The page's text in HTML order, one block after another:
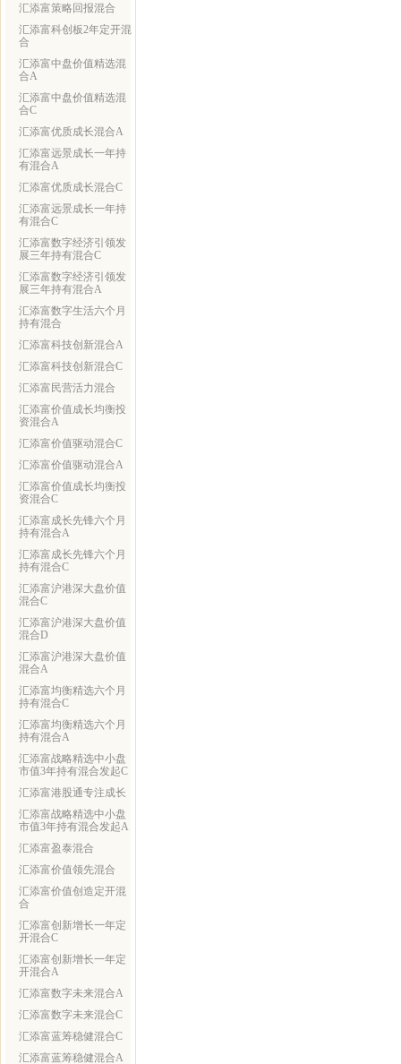
汇添富策略回报混合
汇添富科创板2年定开混
合
汇添富中盘价值精选混
合A
汇添富中盘价值精选混
合C
汇添富优质成长混合A
汇添富远景成长一年持
有混合A
汇添富优质成长混合C
汇添富远景成长一年持
有混合C
汇添富数字经济引领发
展三年持有混合C
汇添富数字经济引领发
展三年持有混合A
汇添富数字生活六个月
持有混合
汇添富科技创新混合A
汇添富科技创新混合C
汇添富民营活力混合
汇添富价值成长均衡投
资混合A
汇添富价值驱动混合C
汇添富价值驱动混合A
汇添富价值成长均衡投
资混合C
汇添富成长先锋六个月
持有混合A
汇添富成长先锋六个月
持有混合C
汇添富沪港深大盘价值
混合C
汇添富沪港深大盘价值
混合D
汇添富沪港深大盘价值
混合A
汇添富均衡精选六个月
持有混合C
汇添富均衡精选六个月
持有混合A
汇添富战略精选中小盘
市值3年持有混合发起C
汇添富港股通专注成长
汇添富战略精选中小盘
市值3年持有混合发起A
汇添富盈泰混合
汇添富价值领先混合
汇添富价值创造定开混
合
汇添富创新增长一年定
开混合C
汇添富创新增长一年定
开混合A
汇添富数字未来混合A
汇添富数字未来混合C
汇添富蓝筹稳健混合C
汇添富蓝筹稳健混合A